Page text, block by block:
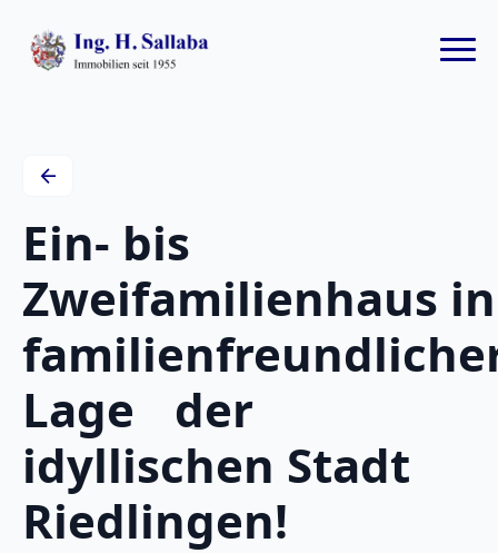
arrow_back
Ein- bis
Zweifamilienhaus in
Lage der
idyllischen Stadt
Riedlingen!